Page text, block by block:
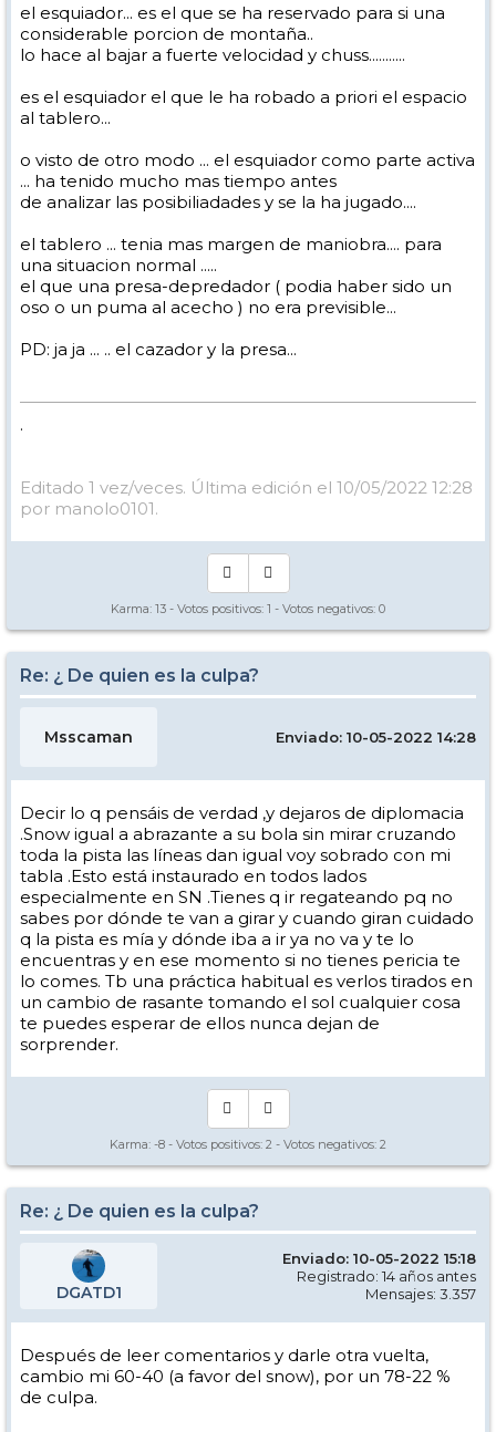
el esquiador... es el que se ha reservado para si una
considerable porcion de montaña..
lo hace al bajar a fuerte velocidad y chuss...........
es el esquiador el que le ha robado a priori el espacio
al tablero...
o visto de otro modo ... el esquiador como parte activa
... ha tenido mucho mas tiempo antes
de analizar las posibiliadades y se la ha jugado....
el tablero ... tenia mas margen de maniobra.... para
una situacion normal .....
el que una presa-depredador ( podia haber sido un
oso o un puma al acecho ) no era previsible...
PD: ja ja ... .. el cazador y la presa...
.
Editado 1 vez/veces. Última edición el 10/05/2022 12:28
por manolo0101.
Karma: 13 - Votos positivos: 1 - Votos negativos: 0
Re: ¿ De quien es la culpa?
Msscaman Enviado: 10-05-2022 14:28
Decir lo q pensáis de verdad ,y dejaros de diplomacia
.Snow igual a abrazante a su bola sin mirar cruzando
toda la pista las líneas dan igual voy sobrado con mi
tabla .Esto está instaurado en todos lados
especialmente en SN .Tienes q ir regateando pq no
sabes por dónde te van a girar y cuando giran cuidado
q la pista es mía y dónde iba a ir ya no va y te lo
encuentras y en ese momento si no tienes pericia te
lo comes. Tb una práctica habitual es verlos tirados en
un cambio de rasante tomando el sol cualquier cosa
te puedes esperar de ellos nunca dejan de
sorprender.
Karma: -8 - Votos positivos: 2 - Votos negativos: 2
Re: ¿ De quien es la culpa?
DGATD1
Enviado: 10-05-2022 15:18
Registrado: 14 años antes
Mensajes: 3.357
Después de leer comentarios y darle otra vuelta,
cambio mi 60-40 (a favor del snow), por un 78-22 %
de culpa.